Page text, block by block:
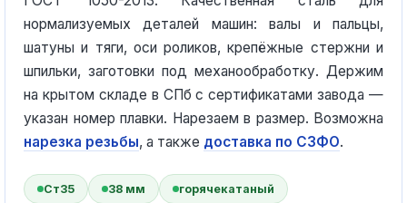
нормализуемых деталей машин: валы и пальцы,
шатуны и тяги, оси роликов, крепёжные стержни и
шпильки, заготовки под механообработку. Держим
на крытом складе в СПб с сертификатами завода —
указан номер плавки. Нарезаем в размер. Возможна
нарезка резьбы, а также доставка по СЗФО.
Ст35 38 мм горячекатаный